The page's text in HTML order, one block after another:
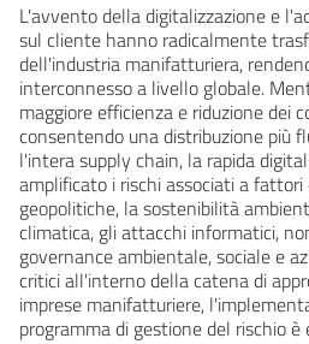
L'avvento della digitalizzazione e
sul cliente hanno radicalmente
dell'industria manifatturiera,
interconnesso a livello globale.
maggiore efficienza e riduzione dei
consentendo una distribuzione più
l'intera supply chain, la rapida
amplificato i rischi associati a
geopolitiche, la sostenibilità
climatica, gli attacchi informatici,
governance ambientale, sociale e
critici all'interno della catena di
imprese manifatturiere,
programma di gestione del rischio è